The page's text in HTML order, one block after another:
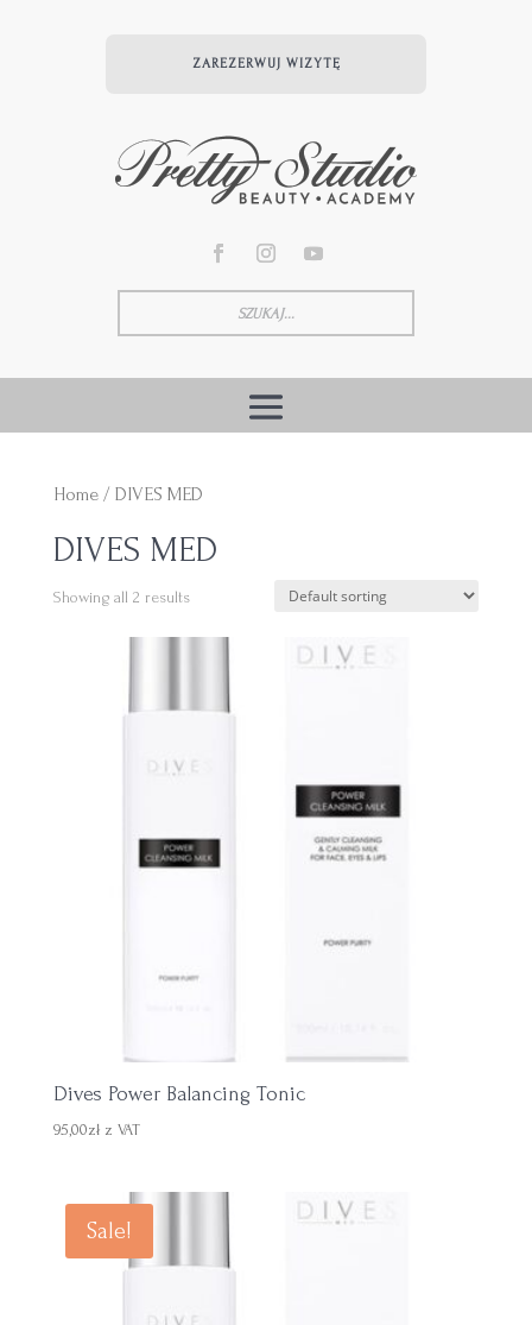
ZAREZERWUJ WIZYTĘ
Home/ DIVES MED
DIVES MED
Showing all 2 results
Dives Power Balancing Tonic
95,00zł z VAT
Sale!